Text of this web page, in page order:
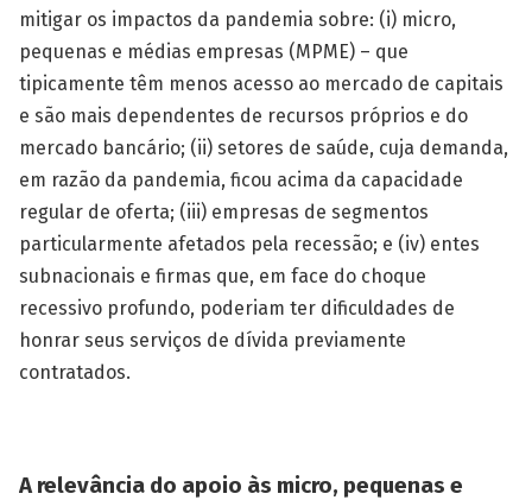
mitigar os impactos da pandemia sobre: (i) micro,
pequenas e médias empresas (MPME) – que
tipicamente têm menos acesso ao mercado de capitais
e são mais dependentes de recursos próprios e do
mercado bancário; (ii) setores de saúde, cuja demanda,
em razão da pandemia, ficou acima da capacidade
regular de oferta; (iii) empresas de segmentos
particularmente afetados pela recessão; e (iv) entes
subnacionais e firmas que, em face do choque
recessivo profundo, pode­riam ter dificuldades de
honrar seus serviços de dívida previamente
contratados.
A relevância do apoio às micro, pequenas e